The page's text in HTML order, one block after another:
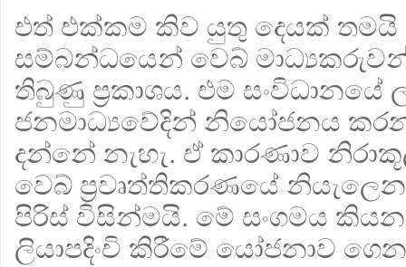
එත් එක්කම කිව යුතු දෙයක් තමයි
සම්බන්ධයෙන් වෙබ්
තිබුණු ප්‍රකාශය. එම සංවිධානයේ
ජනමාධ්‍යවේදින් නියෝජනය
දන්නේ නැහැ. ඒ කාරණාව
වෙබ් ප්‍ර‍වෘත්තිකරණයේ නියැලෙන
පිරිස් විසින්මයි. මේ සංගමය
ලියාපදිංචි කිරීමේ යෝජනාව